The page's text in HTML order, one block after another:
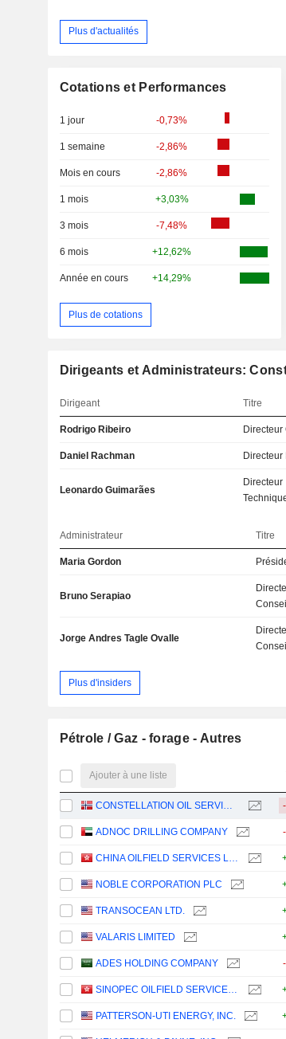
Plus d'actualités
Cotations et Performances
1 jour -0,73%
1 semaine -2,86%
Mois en cours -2,86%
1 mois +3,03%
3 mois -7,48%
6 mois +12,62%
Année en cours +14,29%
Plus de cotations
Dirigeants et Administrateurs:
Dirigeant Titre
Rodrigo Ribeiro Directeur
Daniel Rachman Directeur
Leonardo Guimarães
Directeur
Administrateur Titre
Maria Gordon
Bruno Serapiao
Conseil
Jorge Andres Tagle Ovalle
Conseil
Plus d'insiders
Pétrole / Gaz - forage - Autres
Ajouter à une liste
CONSTELLATION OIL SERVICES HOLDING S.A.
ADNOC DRILLING COMPANY
CHINA OILFIELD SERVICES LIMITED
NOBLE CORPORATION PLC
TRANSOCEAN LTD.
VALARIS LIMITED
ADES HOLDING COMPANY
SINOPEC OILFIELD SERVICE CORPORATION
PATTERSON-UTI ENERGY, INC.